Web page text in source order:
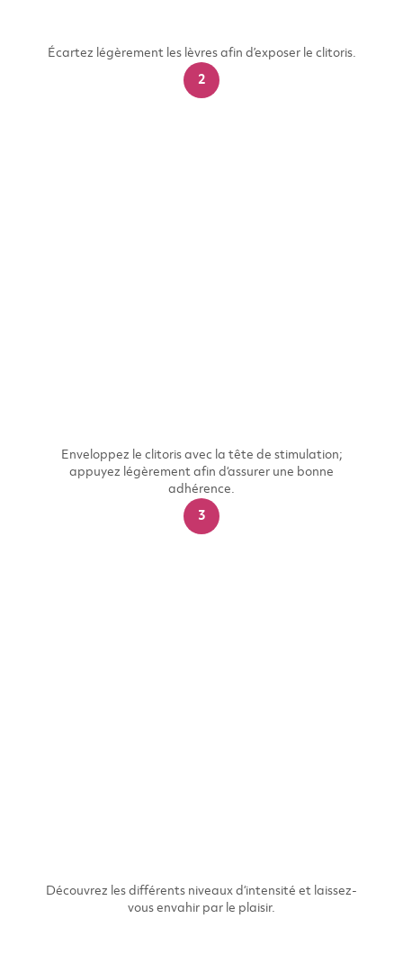
Écartez légèrement les lèvres afin d’exposer le clitoris.​
2
Enveloppez le clitoris avec la tête de stimulation;
appuyez légèrement afin d‘assurer une bonne
adhérence.​
3
Découvrez les différents niveaux d‘intensité et laissez-
vous envahir par le plaisir.